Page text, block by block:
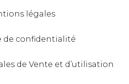
légales
de confidentialité
de Vente et d’utilisation